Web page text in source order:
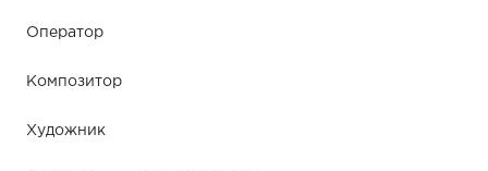
Оператор
Композитор
Художник